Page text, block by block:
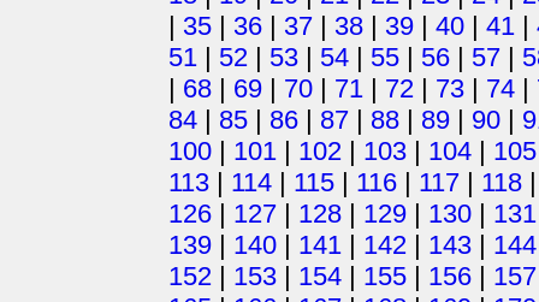
| 35 | 36 | 37 | 38 | 39 | 40 | 41 |
51 | 52 | 53 | 54 | 55 | 56 | 57 |
| 68 | 69 | 70 | 71 | 72 | 73 | 74 |
84 | 85 | 86 | 87 | 88 | 89 | 90 |
100 | 101 | 102 | 103 | 104 | 105
113 | 114 | 115 | 116 | 117 | 118
126 | 127 | 128 | 129 | 130 | 131
139 | 140 | 141 | 142 | 143 | 144
152 | 153 | 154 | 155 | 156 | 157